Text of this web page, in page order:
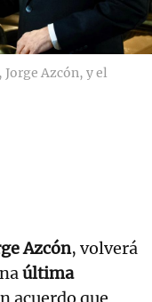
Azcón, y el
Azcón, volverá
última